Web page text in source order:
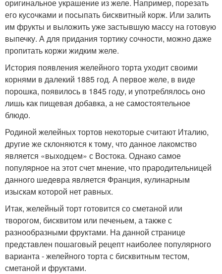
оригинальное украшение из желе. Например, порезать
его кусочками и посыпать бисквитный корж. Или залить
им фрукты и выложить уже застывшую массу на готовую
выпечку. А для придания тортику сочности, можно даже
пропитать коржи жидким желе.
История появления желейного торта уходит своими
корнями в далекий 1885 год. А первое желе, в виде
порошка, появилось в 1845 году, и употреблялось оно
лишь как пищевая добавка, а не самостоятельное
блюдо.
Родиной желейных тортов некоторые считают Италию,
другие же склоняются к тому, что данное лакомство
является «выходцем» с Востока. Однако самое
популярное на этот счет мнение, что прародительницей
данного шедевра является Франция, кулинарным
изыскам которой нет равных.
Итак, желейный торт готовится со сметаной или
творогом, бисквитом или печеньем, а также с
разнообразными фруктами. На данной странице
представлен пошаговый рецепт наиболее популярного
варианта - желейного торта с бисквитным тестом,
сметаной и фруктами.